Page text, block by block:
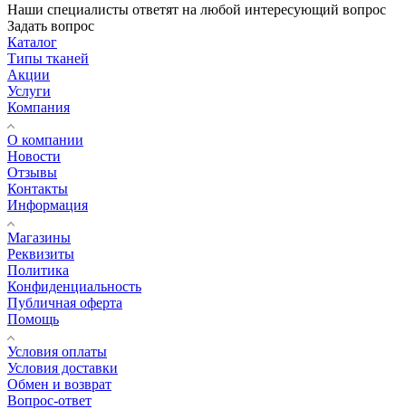
Наши специалисты ответят на любой интересующий вопрос
Задать вопрос
Каталог
Типы тканей
Акции
Услуги
Компания
О компании
Новости
Отзывы
Контакты
Информация
Магазины
Реквизиты
Политика
Конфиденциальность
Публичная оферта
Помощь
Условия оплаты
Условия доставки
Обмен и возврат
Вопрос-ответ